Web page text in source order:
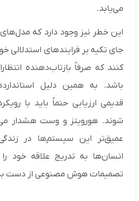
می‌یابد.
این خطر نیز وجود دارد که
جای تکیه بر فرایند‌های استدلالی
کنند که صرفاً بازتاب‌دهنده
باشد. به همین دلیل
قدیمی ارزیابی حتماً باید با
شوند. هورویتز و وست هشدار
عمیق‌تر این سیستم‌ها در
انسان‌ها به تدریج علاقه خود
تصمیمات هوش مصنوعی از دست